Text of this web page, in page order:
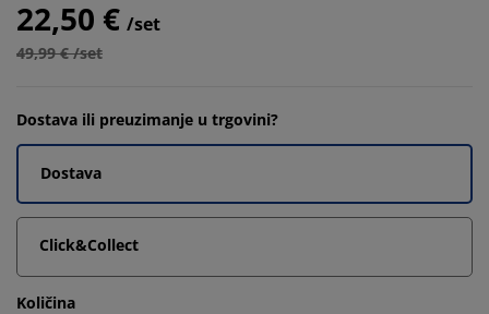
22,50 € /set
49,99 € /set
Dostava ili preuzimanje u trgovini?
Dostava
Click&Collect
Količina